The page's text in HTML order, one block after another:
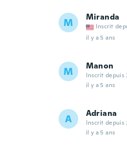
M Miranda
Inscrit
il y a 5 ans
M Manon
Inscrit depuis
il y a 5 ans
A Adriana
Inscrit depuis
il y a 5 ans